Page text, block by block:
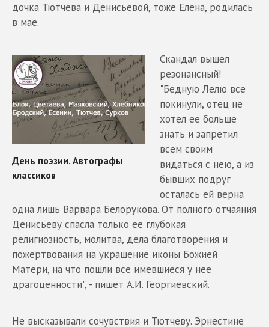
дочка Тютчева и Денисьевой, тоже Елена, родилась
в мае.
Скандал вышел
резонансный!
"Бедную Лелю все
покинули, отец не
хотел ее больше
знать и запретил
всем своим
видаться с нею, а из
бывших подруг
осталась ей верна
одна лишь Варвара Белорукова. От полного отчаяния
Денисьеву спасла только ее глубокая
религиозность, молитва, дела благотворения и
пожертвования на украшение иконы Божией
Матери, на что пошли все имевшиеся у нее
драгоценности", - пишет А.И. Георгиевский.
Не высказывали сочувствия и Тютчеву. Эрнестине